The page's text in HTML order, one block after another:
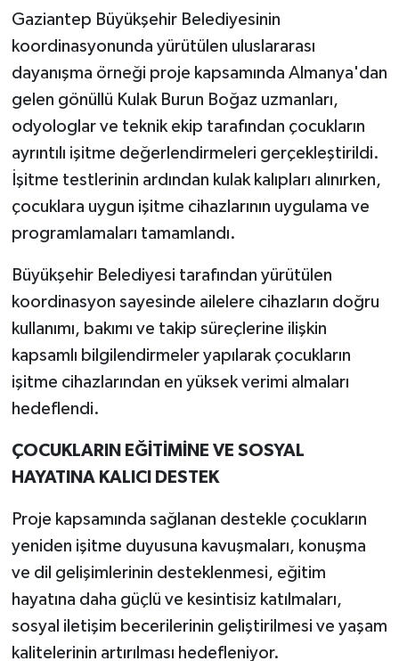
Gaziantep Büyükşehir Belediyesinin
koordinasyonunda yürütülen uluslararası
dayanışma örneği proje kapsamında Almanya'dan
gelen gönüllü Kulak Burun Boğaz uzmanları,
odyologlar ve teknik ekip tarafından çocukların
ayrıntılı işitme değerlendirmeleri gerçekleştirildi.
İşitme testlerinin ardından kulak kalıpları alınırken,
çocuklara uygun işitme cihazlarının uygulama ve
programlamaları tamamlandı.
Büyükşehir Belediyesi tarafından yürütülen
koordinasyon sayesinde ailelere cihazların doğru
kullanımı, bakımı ve takip süreçlerine ilişkin
kapsamlı bilgilendirmeler yapılarak çocukların
işitme cihazlarından en yüksek verimi almaları
hedeflendi.
ÇOCUKLARIN EĞİTİMİNE VE SOSYAL
HAYATINA KALICI DESTEK
Proje kapsamında sağlanan destekle çocukların
yeniden işitme duyusuna kavuşmaları, konuşma
ve dil gelişimlerinin desteklenmesi, eğitim
hayatına daha güçlü ve kesintisiz katılmaları,
sosyal iletişim becerilerinin geliştirilmesi ve yaşam
kalitelerinin artırılması hedefleniyor.